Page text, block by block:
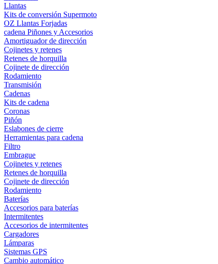
Llantas
Kits de conversión Supermoto
OZ Llantas Forjadas
cadena Piñones y Accesorios
Amortiguador de dirección
Cojinetes y retenes
Retenes de horquilla
Cojinete de dirección
Rodamiento
Transmisión
Cadenas
Kits de cadena
Coronas
Piñón
Eslabones de cierre
Herramientas para cadena
Filtro
Embrague
Cojinetes y retenes
Retenes de horquilla
Cojinete de dirección
Rodamiento
Baterías
Accesorios para baterías
Intermitentes
Accesorios de intermitentes
Cargadores
Lámparas
Sistemas GPS
Cambio automático